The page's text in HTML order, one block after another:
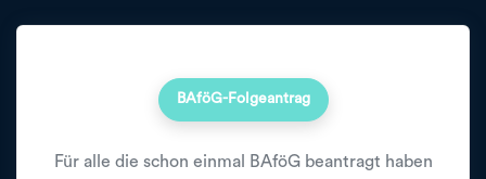
BAföG-Folgeantrag
Für alle die schon einmal BAföG beantragt haben